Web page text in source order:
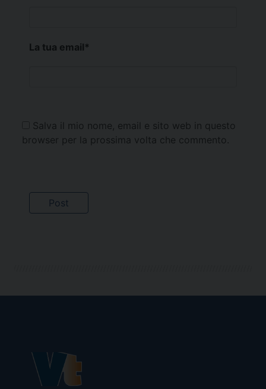
La tua email*
Salva il mio nome, email e sito web in questo
browser per la prossima volta che commento.